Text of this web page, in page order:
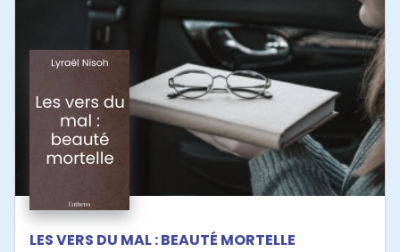
LES VERS DU MAL : BEAUTÉ MORTELLE